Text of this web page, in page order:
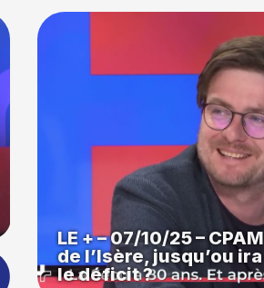
LE + – 07/10/25 – CPAM
de l’Isère, jusqu’ou ira
le déficit ?